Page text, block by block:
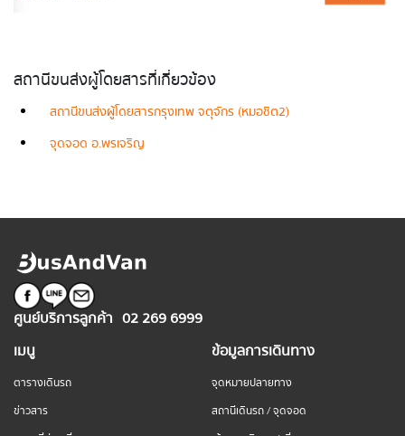
สถานีขนส่งผู้โดยสารที่เกี่ยวข้อง
สถานีขนส่งผู้โดยสารกรุงเทพ จตุจักร (หมอชิต2)
จุดจอด อ.พรเจริญ
ศูนย์บริการลูกค้า 02 269 6999
เมนู
ตารางเดินรถ
ข่าวสาร
ข้อมูลการเดินทาง
จุดหมายปลายทาง
สถานีเดินรถ / จุดจอด